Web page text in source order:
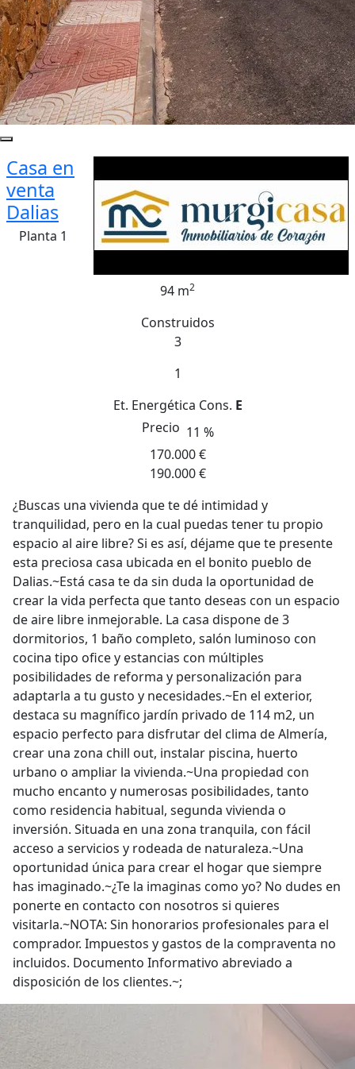
Casa en
venta
Dalias
Planta 1
94 m2
Construidos
3
1
Et. Energética Cons. E
Precio 11 %
170.000 €
190.000 €
¿Buscas una vivienda que te dé intimidad y
tranquilidad, pero en la cual puedas tener tu propio
espacio al aire libre? Si es así, déjame que te presente
esta preciosa casa ubicada en el bonito pueblo de
Dalias.~Está casa te da sin duda la oportunidad de
crear la vida perfecta que tanto deseas con un espacio
de aire libre inmejorable. La casa dispone de 3
dormitorios, 1 baño completo, salón luminoso con
cocina tipo ofice y estancias con múltiples
posibilidades de reforma y personalización para
adaptarla a tu gusto y necesidades.~En el exterior,
destaca su magnífico jardín privado de 114 m2, un
espacio perfecto para disfrutar del clima de Almería,
crear una zona chill out, instalar piscina, huerto
urbano o ampliar la vivienda.~Una propiedad con
mucho encanto y numerosas posibilidades, tanto
como residencia habitual, segunda vivienda o
inversión. Situada en una zona tranquila, con fácil
acceso a servicios y rodeada de naturaleza.~Una
oportunidad única para crear el hogar que siempre
has imaginado.~¿Te la imaginas como yo? No dudes en
ponerte en contacto con nosotros si quieres
visitarla.~NOTA: Sin honorarios profesionales para el
comprador. Impuestos y gastos de la compraventa no
incluidos. Documento Informativo abreviado a
disposición de los clientes.~;